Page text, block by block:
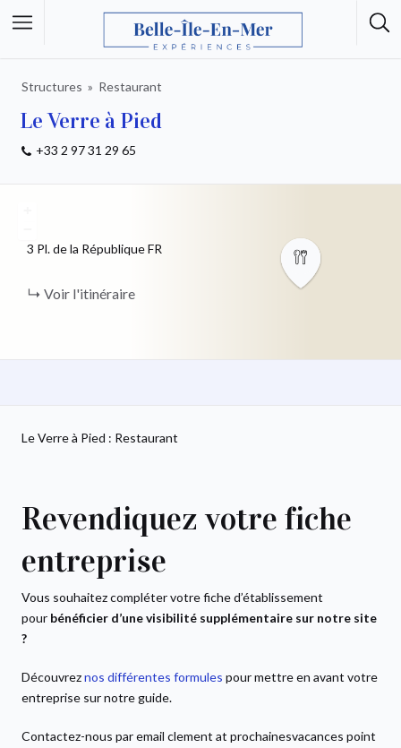
Structures Restaurant
Le Verre à Pied
+33 2 97 31 29 65
3 Pl. de la RépubliqueFR
Voir l'itinéraire
Le Verre à Pied : Restaurant
Revendiquez votre fiche
entreprise
Vous souhaitez compléter votre fiche d’établissement
pour bénéficier d’une visibilité supplémentaire sur notre site
?
Découvreznos différentes formules pour mettre en avant votre
entreprise sur notre guide.
Contactez-nous par email clement at prochainesvacances point